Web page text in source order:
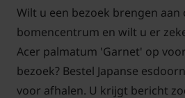
wortels van de boom zich goed
Deze andere producten kunt u
met uw Acer palmatum
Acer palmatum
Wilt u een bezoek brengen aan
bomencentrum en wilt u er
Acer palmatum 'Garnet' op
bezoek? Bestel Japanse
voor afhalen. U krijgt bericht